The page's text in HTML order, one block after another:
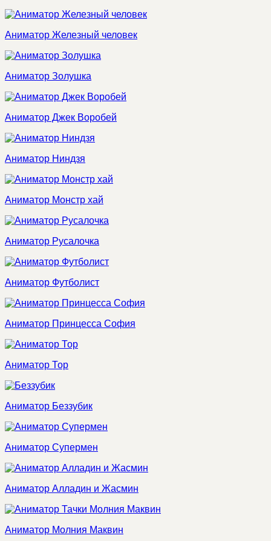
Аниматор Железный человек
Аниматор Золушка
Аниматор Джек Воробей
Аниматор Ниндзя
Аниматор Монстр хай
Аниматор Русалочка
Аниматор Футболист
Аниматор Принцесса София
Аниматор Тор
Аниматор Беззубик
Аниматор Супермен
Аниматор Алладин и Жасмин
Аниматор Молния Маквин